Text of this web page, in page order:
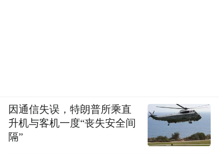
因通信失误，特朗普所乘直
升机与客机一度“丧失安全间
隔”